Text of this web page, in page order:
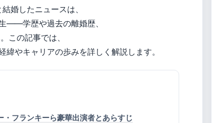
婚したニュースは、
――学歴や過去の離婚歴、
この記事では、
やキャリアの歩みを詳しく解説します。
フランキーら豪華出演者とあらすじ